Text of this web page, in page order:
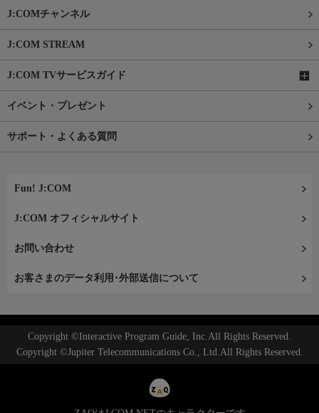
J:COMチャンネル
J:COM STREAM
J:COM TVサービスガイド
イベント・プレゼント
サポート・よくある質問
Fun! J:COM
J:COM オフィシャルサイト
お問い合わせ
お客さまのデータ利用･外部送信について
Copyright ©Interactive Program Guide, Inc.All Rights Reserved.
Copyright ©Jupiter Telecommunications Co., Ltd.All Rights Reserved.